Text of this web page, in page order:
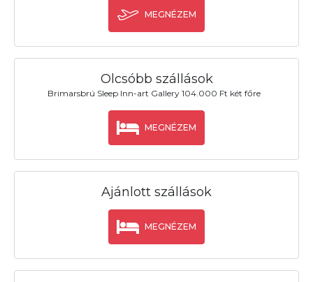
MEGNÉZEM
Olcsóbb szállások
Brimarsbrú Sleep Inn-art Gallery 104.000 Ft két főre
MEGNÉZEM
Ajánlott szállások
MEGNÉZEM